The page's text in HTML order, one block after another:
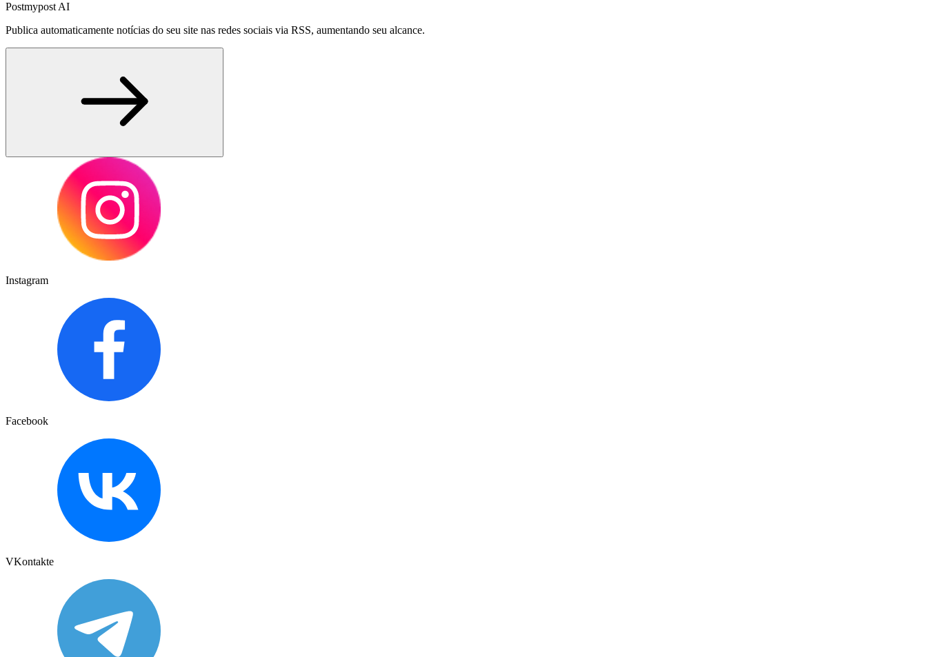
Postmypost AI
Publica automaticamente notícias do seu site nas redes sociais via RSS, aumentando seu alcance.
Instagram
Facebook
VKontakte